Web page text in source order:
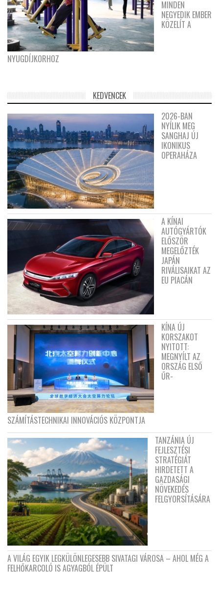
MINDEN
NEGYEDIK EMBER
KÖZELÍT A
NYUGDÍJKORHOZ
KEDVENCEK
2026-BAN
NYÍLIK MEG
SANGHAJ ÚJ
IKONIKUS
OPERAHÁZA
A KÍNAI
AUTÓGYÁRTÓK
ELŐSZÖR
MEGELŐZTÉK
JAPÁN
RIVÁLISAIKAT AZ
EU PIACÁN
KÍNA ÚJ
KORSZAKOT
NYITOTT:
MEGNYÍLT AZ
ORSZÁG ELSŐ
ŰR-
SZÁMÍTÁSTECHNIKAI INNOVÁCIÓS KÖZPONTJA
TANZÁNIA ÚJ
FEJLESZTÉSI
STRATÉGIÁT
HIRDETETT A
GAZDASÁGI
NÖVEKEDÉS
FELGYORSÍTÁSÁRA
A VILÁG EGYIK LEGKÜLÖNLEGESEBB SIVATAGI VÁROSA – AHOL MÉG A
FELHŐKARCOLÓ IS AGYAGBÓL ÉPÜLT